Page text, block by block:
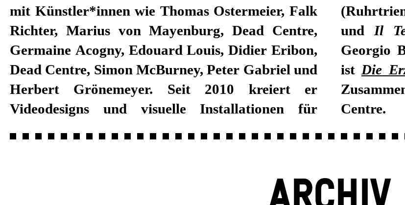
mit Künstler*innen wie Thomas Ostermeier, Falk
Richter, Marius von Mayenburg, Dead Centre,
Germaine Acogny, Edouard Louis, Didier Eribon,
Dead Centre, Simon McBurney, Peter Gabriel und
Herbert Grönemeyer. Seit 2010 kreiert er
Videodesigns und visuelle Installationen für
undIl
Georgio
istDie
Centre.